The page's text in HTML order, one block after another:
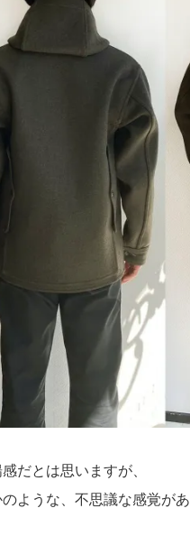
だとは思いますが、
ような、不思議な感覚があ